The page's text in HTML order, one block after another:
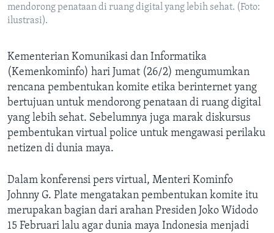
mendorong penataan di ruang digital yang lebih sehat. (Foto:
ilustrasi).
Kementerian Komunikasi dan Informatika
(Kemenkominfo) hari Jumat (26/2) mengumumkan
rencana pembentukan komite etika berinternet yang
bertujuan untuk mendorong penataan di ruang digital
yang lebih sehat. Sebelumnya juga marak diskursus
pembentukan virtual police untuk mengawasi perilaku
netizen di dunia maya.
Dalam konferensi pers virtual, Menteri Kominfo
Johnny G. Plate mengatakan pembentukan komite itu
merupakan bagian dari arahan Presiden Joko Widodo
15 Februari lalu agar dunia maya Indonesia menjadi